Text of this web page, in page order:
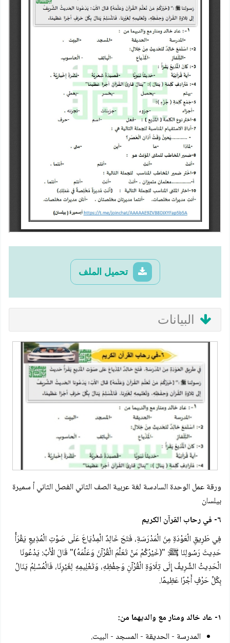
تحميل الملف
البيانات
ورقة عمل الوحدة السادسة لغة عربية الصف الثاني الفصل الثاني أ سميرة
بيلسان
٦- في رحاب القرآن الكريم
فِي طَرِيقِ الْعَوْدَةِ مِنَ الْمَدْرَسَةِ، فَتَحَ خَالِدٌ الْمِذْيَاعَ عَلَى صَوْتِ الْمُذِيعِ يَقْرَأُ
حَدِيثَ رَسُولِنَا ﷺ: "(خَيْرُكُمْ مَنْ تَعَلَّمَ الْقُرْآنَ وَعَلَّمَهُ)" قَالَ الْأَبُ: يَدْعُونَا
الْحَدِيثُ الشَّرِيفُ إِلَى تِلَاوَةِ الْقُرْآنِ وَحِفْظِهِ، وَتَعْلِيمِهِ لِغَيْرِنَا، فَالْمُسْلِمُ يَنَالُ
بِكُلِّ حَرْفٍ أَجْرًا عَظِيمًا.
١- عاد خالد ومنار مع والديهما من:
المدرسة - الحديقة - المسجد - البيت.